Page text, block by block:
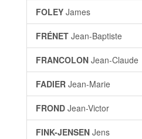
FOLEY James
FRÉNET Jean-Baptiste
FRANCOLON Jean-Claude
FADIER Jean-Marie
FROND Jean-Victor
FINK-JENSEN Jens